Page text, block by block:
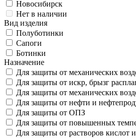
Новосибирск
Нет в наличии
Вид изделия
Полуботинки
Сапоги
Ботинки
Назначение
Для защиты от механических
Для защиты от искр, брызг
Для защиты от механических
Для защиты от нефти и
Для защиты от ОПЗ
Для защиты от повышенных
Для защиты от растворов кислот